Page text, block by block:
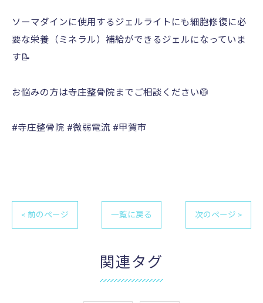
ソーマダインに使用するジェルライトにも細胞修復に必
要な栄養（ミネラル）補給ができるジェルになっていま
す📝
お悩みの方は寺庄整骨院までご相談ください🥼
#寺庄整骨院 #微弱電流 #甲賀市
< 前のページ 一覧に戻る 次のページ >
関連タグ